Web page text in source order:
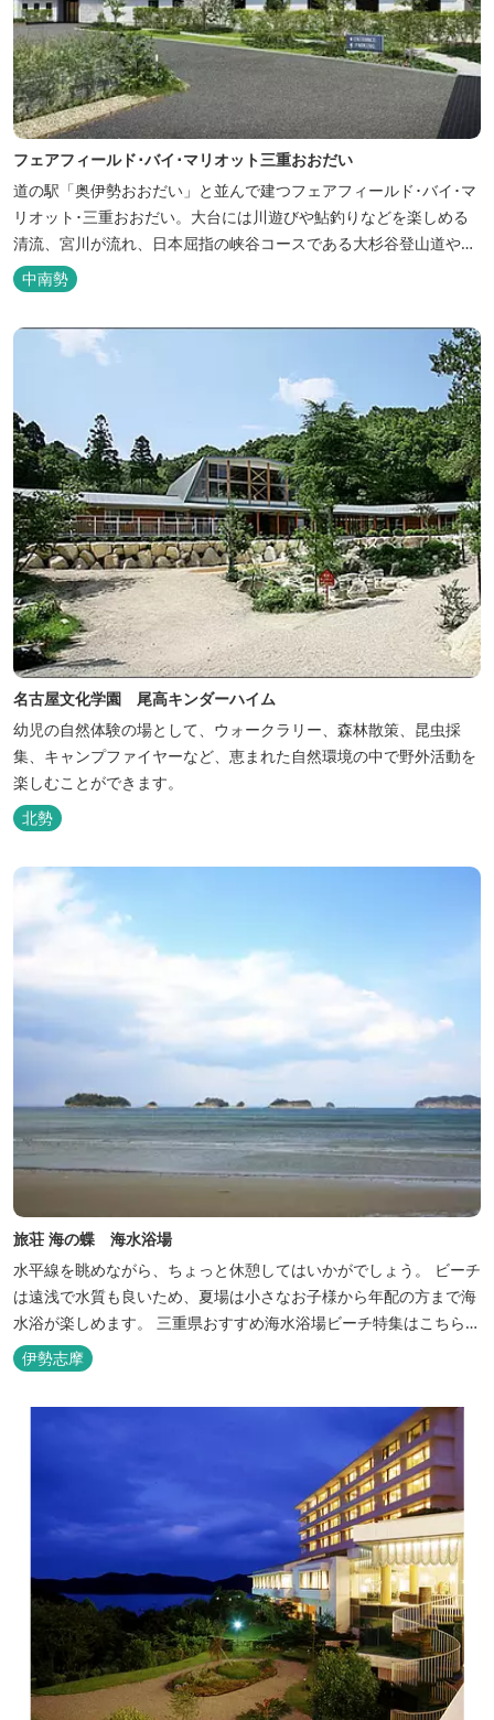
フェアフィールド･バイ･マリオット三重おおだい
道の駅「奥伊勢おおだい」と並んで建つフェアフィールド･バイ･マ
リオット･三重おおだい。大台には川遊びや鮎釣りなどを楽しめる
清流、宮川が流れ、日本屈指の峡谷コースである大杉谷登山道や、
登山初心者から楽しめる総門山など、表情豊かな山々が連なりま
す。 日本の滝百選に選ばれている七ッ釜滝など、大自然が作り出す
四季折々の景観は実に壮大です。身も心もリフレッシュする旅の拠
点として、当ホテルは快適さを追...
中南勢
名古屋文化学園 尾高キンダーハイム
幼児の自然体験の場として、ウォークラリー、森林散策、昆虫採
集、キャンプファイヤーなど、恵まれた自然環境の中で野外活動を
楽しむことができます。
北勢
旅荘 海の蝶 海水浴場
水平線を眺めながら、ちょっと休憩してはいかがでしょう。 ビーチ
は遠浅で水質も良いため、夏場は小さなお子様から年配の方まで海
水浴が楽しめます。 三重県おすすめ海水浴場ビーチ特集はこちら
🏖三重の海水浴場ビーチ特集 プー...
伊勢志摩